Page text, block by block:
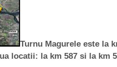
Turnu Magurele este la
locatii: la km 587 si la km